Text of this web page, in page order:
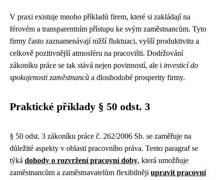
V praxi existuje mnoho příkladů firem, které si zakládají na
férovém a transparentním přístupu ke svým zaměstnancům. Tyto
firmy často zaznamenávají nižší fluktuaci, vyšší produktivitu a
celkově pozitivnější atmosféru na pracovišti. Dodržování
zákoníku práce se tak stává nejen povinností, ale i investicí do
spokojenosti zaměstnanců a dlouhodobé prosperity firmy.
Praktické příklady § 50 odst. 3
§ 50 odst. 3 zákoníku práce č. 262/2006 Sb. se zaměřuje na
důležité aspekty v oblasti pracovního práva. Tento paragraf se
týká dohody o rozvržení pracovní doby, která umožňuje
zaměstnancům a zaměstnavatelům flexibilněji upravit pracovní